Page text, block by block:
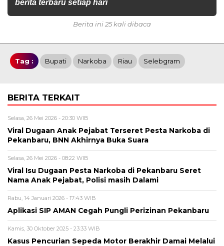
berita terbaru setiap hari
Berita ini 25 kali dibaca
Tag : Bupati Narkoba Riau Selebgram
BERITA TERKAIT
Selasa, 26 Mei 2026 - 20:30 WIB
Viral Dugaan Anak Pejabat Terseret Pesta Narkoba di
Pekanbaru, BNN Akhirnya Buka Suara
Selasa, 26 Mei 2026 - 08:22 WIB
Viral Isu Dugaan Pesta Narkoba di Pekanbaru Seret
Nama Anak Pejabat, Polisi masih Dalami
Rabu, 14 Januari 2026 - 17:43 WIB
Aplikasi SIP AMAN Cegah Pungli Perizinan Pekanbaru
Kamis, 30 Oktober 2025 - 23:33 WIB
Kasus Pencurian Sepeda Motor Berakhir Damai Melalui